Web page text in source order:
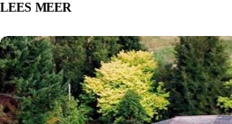
LEES MEER